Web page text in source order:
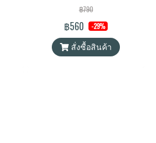
ร์
แท้
อง
เทคโนโลยีชาร์จเร็ว (Fast
Charge) PD 20W ความจุ
10000mAh Battery Pack
PowerBank (พาวเวอร์แบงค์)
฿790
฿560 -29%
สั่งซื้อสินค้า